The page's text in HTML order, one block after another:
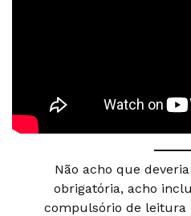
Não acho que
obrigatória, acho
compulsório de leitura